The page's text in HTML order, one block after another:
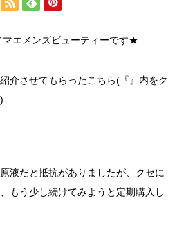
マエメンズビューティーです★
介させてもらったこちら(『』内をク
液だと抵抗がありましたが、クセに
もう少し続けてみようと定期購入し